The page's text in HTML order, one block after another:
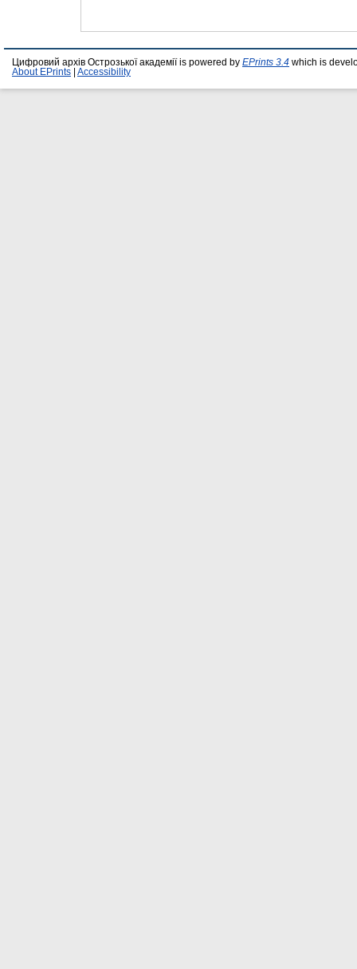
Цифровий архів Острозької академії is powered by EPrints 3.4 which is
About EPrints
Accessibility